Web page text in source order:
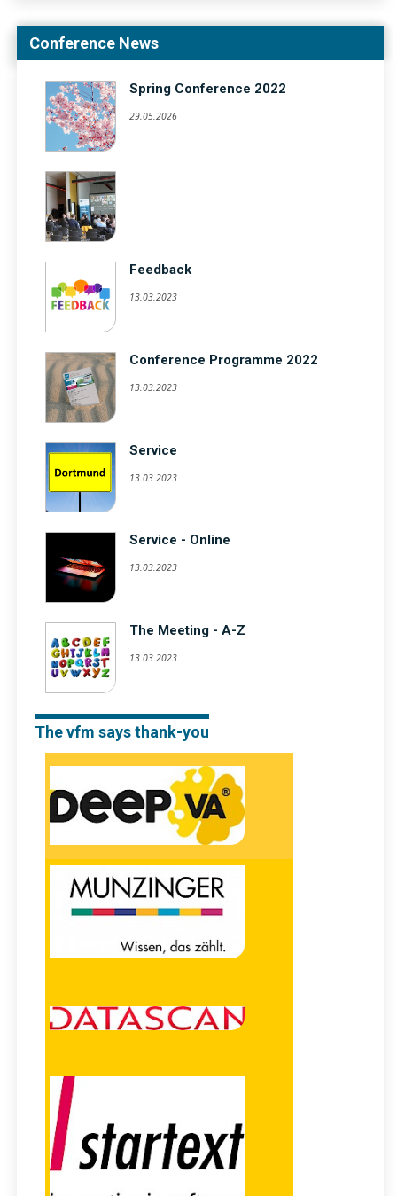
Conference News
Spring Conference 2022
29.05.2026
Feedback
13.03.2023
Conference Programme 2022
13.03.2023
Service
13.03.2023
Service - Online
13.03.2023
The Meeting - A-Z
13.03.2023
The vfm says thank-you